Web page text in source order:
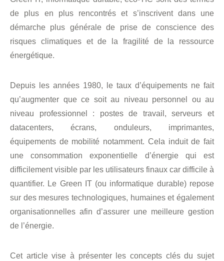
de plus en plus rencontrés et s’inscrivent dans une
démarche plus générale de prise de conscience des
risques climatiques et de la fragilité de la ressource
énergétique.
Depuis les années 1980, le taux d’équipements ne fait
qu’augmenter que ce soit au niveau personnel ou au
niveau professionnel : postes de travail, serveurs et
datacenters, écrans, onduleurs, imprimantes,
équipements de mobilité notamment. Cela induit de fait
une consommation exponentielle d’énergie qui est
difficilement visible par les utilisateurs finaux car difficile à
quantifier. Le Green IT (ou informatique durable) repose
sur des mesures technologiques, humaines et également
organisationnelles afin d’assurer une meilleure gestion
de l’énergie.
Cet article vise à présenter les concepts clés du sujet